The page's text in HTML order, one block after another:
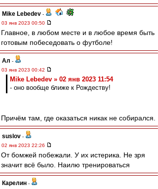
Mike Lebedev -
03 янв 2023 00:50
Главное, в любом месте и в любое время быть
готовым побеседовать о футболе!
Ал -
03 янв 2023 00:42
Mike Lebedev » 02 янв 2023 11:54
- оно вообще ближе к Рождеству!
Причём там, где оказаться никак не собирался.
suslov -
02 янв 2023 22:26
От бомжей побежали. У их истерика. Не зря
значит всё было. Наилю тренироваться
Карелин -